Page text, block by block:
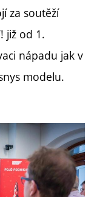
za soutěží
již od 1.
nápadu jak v
modelu.